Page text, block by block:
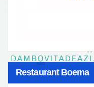
Restaurant Boema